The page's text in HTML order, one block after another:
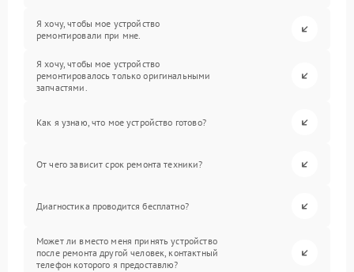
Я хочу, чтобы мое устройство
ремонтировали при мне.
Я хочу, чтобы мое устройство
ремонтировалось только оригинальными
запчастями.
Как я узнаю, что мое устройство готово?
От чего зависит срок ремонта техники?
Диагностика проводится бесплатно?
Может ли вместо меня принять устройство
после ремонта другой человек, контактный
телефон которого я предоставлю?